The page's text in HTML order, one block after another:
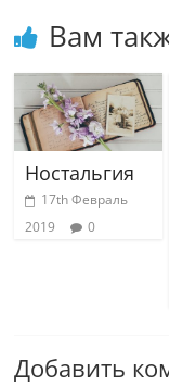
Вам
Ностальгия
17th Февраль
2019
0
Добавить